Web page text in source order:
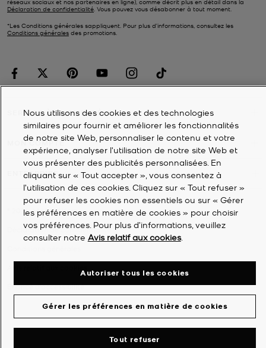
Déclaration de confidentialité. Vous pouvez vous désabonner à tout moment.
*Les Conditions générales sappliquent. Pour plus d’informations, consultez les
Conditions générales des promotions.
SERVICE À LA CLIENTÈLE
MON COMPTE
ENTREPRISE
2026Michael Kors
Déclaration de confidentialité
Énoncé d'accessibilité
Nous utilisons des cookies et des technologies
similaires pour fournir et améliorer les fonctionnalités
de notre site Web, personnaliser le contenu et votre
expérience, analyser l'utilisation de notre site Web et
vous présenter des publicités personnalisées. En
cliquant sur « Tout accepter », vous consentez à
l’utilisation de ces cookies. Cliquez sur « Tout refuser »
pour refuser les cookies non essentiels ou sur « Gérer
les préférences en matière de cookies » pour choisir
vos préférences. Pour plus d’informations, veuillez
consulter notre Avis relatif aux cookies.
Gérer les préférences en matière de cookies
Tout refuser
Autoriser tous les cookies